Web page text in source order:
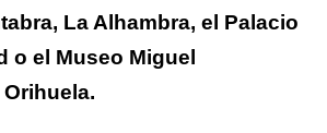
La Alhambra, el Palacio
o el Museo Miguel